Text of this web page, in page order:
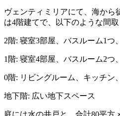
ヴェンティミリアにて、海から
は4階建てで、以下のような間
2階: 寝室3部屋、バスルーム1つ
1階: 寝室4部屋、バスルーム2つ
0階: リビングルーム、キッチン
地下階: 広い地下スペース
庭には水の井戸と、合計80平方